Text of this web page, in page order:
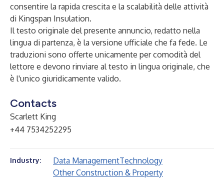
consentire la rapida crescita e la scalabilità delle attività
di Kingspan Insulation.
Il testo originale del presente annuncio, redatto nella
lingua di partenza, è la versione ufficiale che fa fede. Le
traduzioni sono offerte unicamente per comodità del
lettore e devono rinviare al testo in lingua originale, che
è l'unico giuridicamente valido.
Contacts
Scarlett King
+44 7534252295
Industry: Data ManagementTechnology
Other Construction & Property